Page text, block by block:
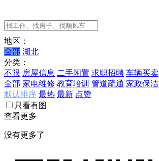
地区：
全部 湖北
分类：
不限 房屋信息 二手闲置 求职招聘 车辆买卖
全部 家电维修 教育培训 管道疏通 家政保洁
默认排序 最热 最新 点赞
只看有图
查看更多
没有更多了